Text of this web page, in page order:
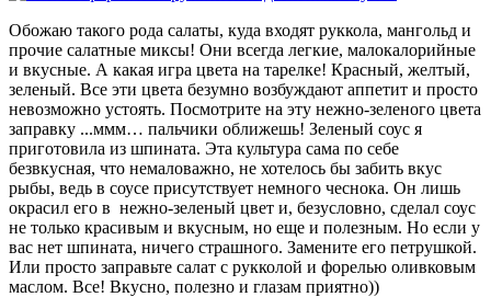
Обожаю такого рода салаты, куда входят руккола, мангольд и
прочие салатные миксы! Они всегда легкие, малокалорийные
и вкусные. А какая игра цвета на тарелке! Красный, желтый,
зеленый. Все эти цвета безумно возбуждают аппетит и просто
невозможно устоять. Посмотрите на эту нежно-зеленого цвета
заправку ...ммм… пальчики оближешь! Зеленый соус я
приготовила из шпината. Эта культура сама по себе
безвкусная, что немаловажно, не хотелось бы забить вкус
рыбы, ведь в соусе присутствует немного чеснока. Он лишь
окрасил его в нежно-зеленый цвет и, безусловно, сделал соус
не только красивым и вкусным, но еще и полезным. Но если у
вас нет шпината, ничего страшного. Замените его петрушкой.
Или просто заправьте салат с рукколой и форелью оливковым
маслом. Все! Вкусно, полезно и глазам приятно))